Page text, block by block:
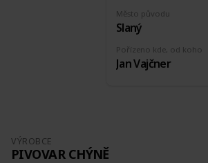
Pořízeno kde, od koho
Jan Vajčner
Město původu
Slaný
VÝROBCE
PIVOVAR CHÝNĚ